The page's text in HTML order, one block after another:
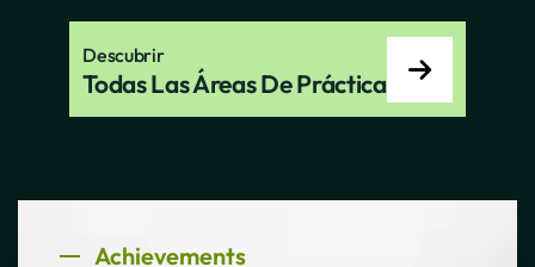
Descubrir
Todas Las Áreas De Práctica
Achievements